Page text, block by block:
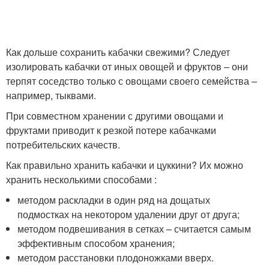
Как дольше сохранить кабачки свежими? Следует
изолировать кабачки от иных овощей и фруктов – они
терпят соседство только с овощами своего семейства –
например, тыквами.
При совместном хранении с другими овощами и
фруктами приводит к резкой потере кабачками
потребительских качеств.
Как правильно хранить кабачки и цуккини? Их можно
хранить несколькими способами :
методом раскладки в один ряд на дощатых
подмостках на некотором удалении друг от друга;
методом подвешивания в сетках – считается самым
эффективным способом хранения;
методом расстановки плодоножками вверх.